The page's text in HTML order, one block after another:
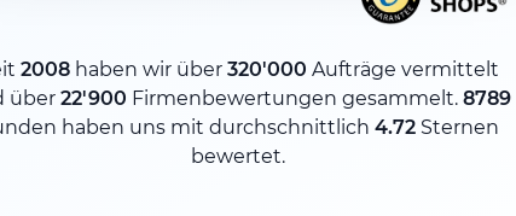
2008haben wir über 320'000 Aufträge vermittelt
über 22'900 Firmenbewertungen gesammelt. 8789
haben uns mit durchschnittlich 4.72Sternen
bewertet.